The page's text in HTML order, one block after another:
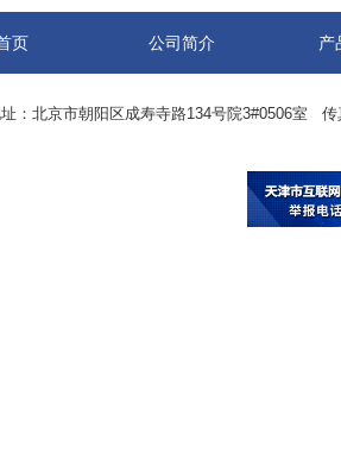
页 公司简介 产
：北京市朝阳区成寿寺路134号院3#0506室